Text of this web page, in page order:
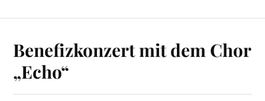
Benefizkonzert mit dem Chor
„Echo“